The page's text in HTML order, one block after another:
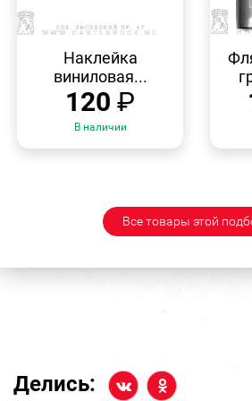
ПРОСМОТР
Наклейка
виниловая...
120 ₽
В наличии
Все товары этой
Делись: